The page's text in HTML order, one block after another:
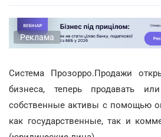
Реклама
Система Прозорро.Продажи
бизнеса, теперь продавать
собственные активы с помощью
как государственные, так и